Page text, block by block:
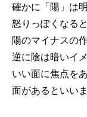
確かに「陽」は
怒りっぽくなる
陽のマイナスの
逆に陰は暗いイ
いい面に焦点を
面があるといいま